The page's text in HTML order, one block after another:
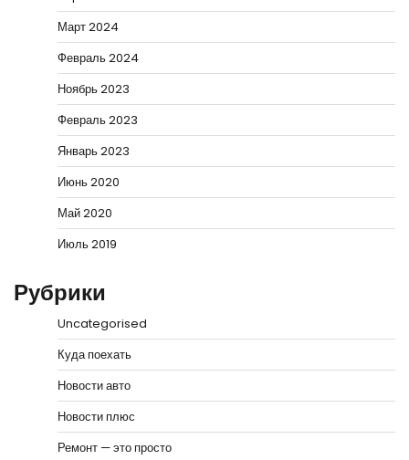
Март 2024
Февраль 2024
Ноябрь 2023
Февраль 2023
Январь 2023
Июнь 2020
Май 2020
Июль 2019
Рубрики
Uncategorised
Куда поехать
Новости авто
Новости плюс
Ремонт — это просто